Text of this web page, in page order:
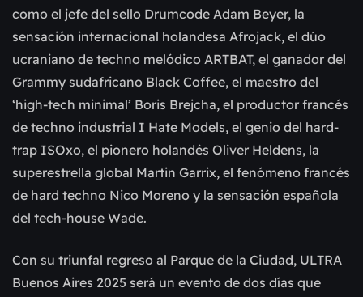
como el jefe del sello Drumcode Adam Beyer, la
sensación internacional holandesa Afrojack, el dúo
ucraniano de techno melódico ARTBAT, el ganador del
Grammy sudafricano Black Coffee, el maestro del
‘high-tech minimal’ Boris Brejcha, el productor francés
de techno industrial I Hate Models, el genio del hard-
trap ISOxo, el pionero holandés Oliver Heldens, la
superestrella global Martin Garrix, el fenómeno francés
de hard techno Nico Moreno y la sensación española
del tech-house Wade.
Con su triunfal regreso al Parque de la Ciudad, ULTRA
Buenos Aires 2025 será un evento de dos días que